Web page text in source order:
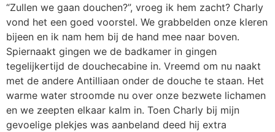
“Zullen we gaan douchen?”, vroeg ik hem zacht? Charly
vond het een goed voorstel. We grabbelden onze kleren
bijeen en ik nam hem bij de hand mee naar boven.
Spiernaakt gingen we de badkamer in gingen
tegelijkertijd de douchecabine in. Vreemd om nu naakt
met de andere Antilliaan onder de douche te staan. Het
warme water stroomde nu over onze bezwete lichamen
en we zeepten elkaar kalm in. Toen Charly bij mijn
gevoelige plekjes was aanbeland deed hij extra